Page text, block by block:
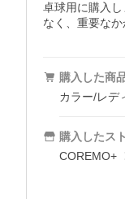
卓球用に購入
なく、重要な
購入した商
カラー/レデ
購入したス
COREMO+